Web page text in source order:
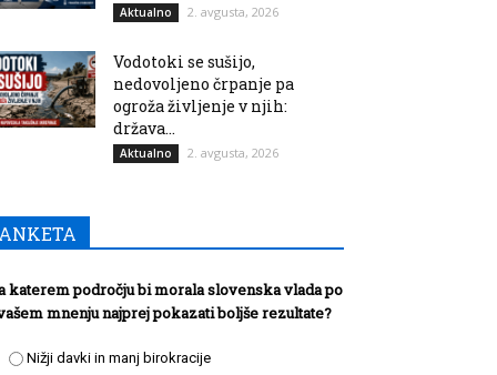
Aktualno 2. avgusta, 2026
Vodotoki se sušijo,
nedovoljeno črpanje pa
ogroža življenje v njih:
država...
Aktualno 2. avgusta, 2026
katerem področju bi morala slovenska vlada po
mnenju najprej pokazati boljše rezultate?
Nižji davki in manj birokracije